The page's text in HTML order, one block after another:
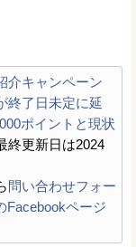
介キャンペーン
終了日未定に延
ポイントと現状
終更新日は2024
問い合わせフォー
Facebookページ